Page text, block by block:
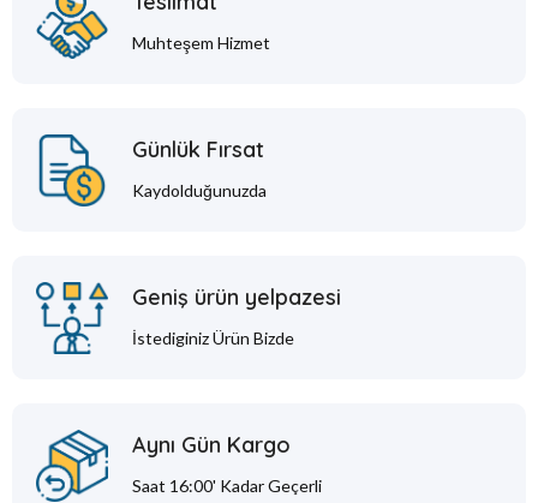
Muhteşem Hizmet
Günlük Fırsat
Kaydolduğunuzda
Geniş ürün yelpazesi
İstediginiz Ürün Bizde
Aynı Gün Kargo
Saat 16:00' Kadar Geçerli